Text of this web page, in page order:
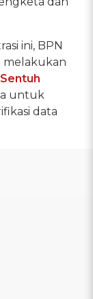
ini, BPN
melakukan
untuk
data